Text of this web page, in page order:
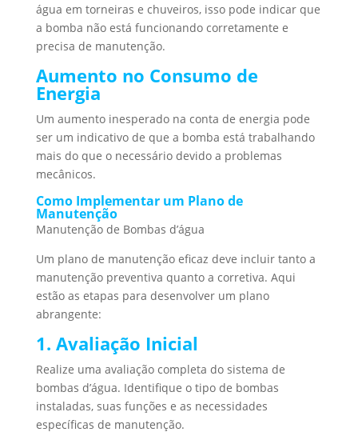
água em torneiras e chuveiros, isso pode indicar que
a bomba não está funcionando corretamente e
precisa de manutenção.
Aumento no Consumo de
Energia
Um aumento inesperado na conta de energia pode
ser um indicativo de que a bomba está trabalhando
mais do que o necessário devido a problemas
mecânicos.
Como Implementar um Plano de
Manutenção
Manutenção de Bombas d’água
Um plano de manutenção eficaz deve incluir tanto a
manutenção preventiva quanto a corretiva. Aqui
estão as etapas para desenvolver um plano
abrangente:
1. Avaliação Inicial
Realize uma avaliação completa do sistema de
bombas d’água. Identifique o tipo de bombas
instaladas, suas funções e as necessidades
específicas de manutenção.